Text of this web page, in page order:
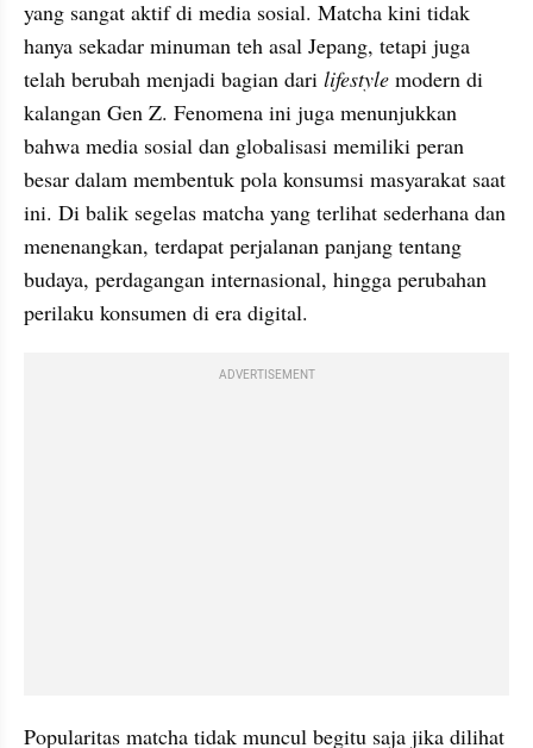
yang sangat aktif di media sosial. Matcha kini tidak
hanya sekadar minuman teh asal Jepang, tetapi juga
telah berubah menjadi bagian dari lifestyle modern di
kalangan Gen Z. Fenomena ini juga menunjukkan
bahwa media sosial dan globalisasi memiliki peran
besar dalam membentuk pola konsumsi masyarakat saat
ini. Di balik segelas matcha yang terlihat sederhana dan
menenangkan, terdapat perjalanan panjang tentang
budaya, perdagangan internasional, hingga perubahan
perilaku konsumen di era digital.
ADVERTISEMENT
Popularitas matcha tidak muncul begitu saja jika dilihat